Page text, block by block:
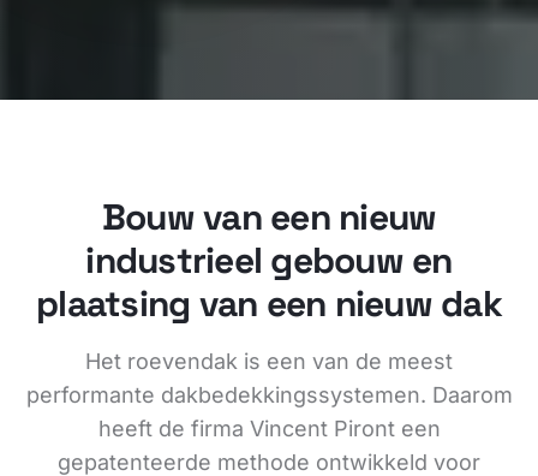
Bouw van een nieuw
industrieel gebouw en
plaatsing van een nieuw dak
Het roevendak is een van de meest
performante dakbedekkingssystemen. Daarom
heeft de firma Vincent Piront een
gepatenteerde methode ontwikkeld voor